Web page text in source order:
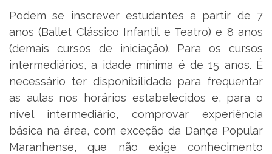
Podem se inscrever estudantes a partir de 7
anos (Ballet Clássico Infantil e Teatro) e 8 anos
(demais cursos de iniciação). Para os cursos
intermediários, a idade mínima é de 15 anos. É
necessário ter disponibilidade para frequentar
as aulas nos horários estabelecidos e, para o
nível intermediário, comprovar experiência
básica na área, com exceção da Dança Popular
Maranhense, que não exige conhecimento